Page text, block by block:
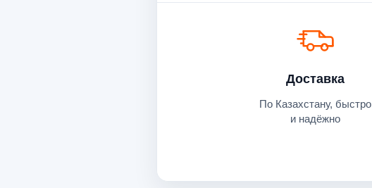
Доставка
По Казахстану, быстро
и надёжно